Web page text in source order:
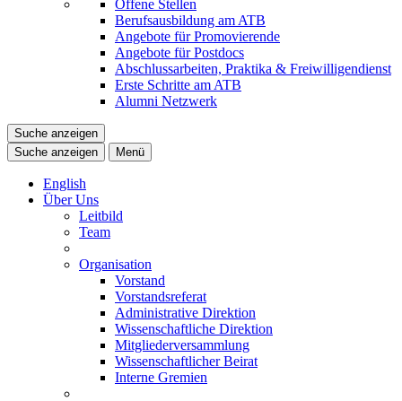
Offene Stellen
Berufsausbildung am ATB
Angebote für Promovierende
Angebote für Postdocs
Abschlussarbeiten, Praktika & Freiwilligendienst
Erste Schritte am ATB
Alumni Netzwerk
Suche anzeigen
Suche anzeigen
Menü
English
Über Uns
Leitbild
Team
Organisation
Vorstand
Vorstandsreferat
Administrative Direktion
Wissenschaftliche Direktion
Mitgliederversammlung
Wissenschaftlicher Beirat
Interne Gremien